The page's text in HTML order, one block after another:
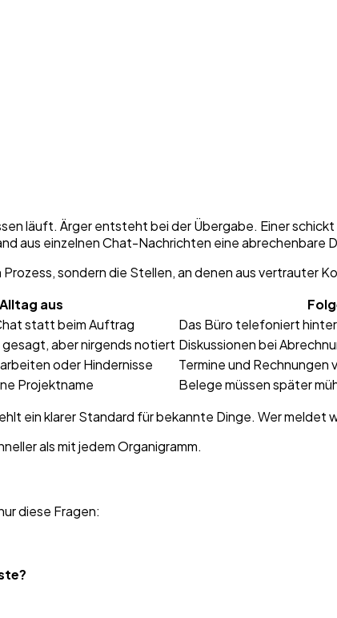
läuft. Ärger entsteht bei der Übergabe. Einer
aus einzelnen Chat-Nachrichten eine abrechenbare
sondern die Stellen, an denen aus vertrauter
aus
statt beim Auftrag
Das Büro telefoniert
gesagt, aber nirgends notiert Diskussionen bei
oder Hindernisse
Termine und Rechnungen
Projektname
Belege müssen später
ein klarer Standard für bekannte Dinge. Wer meldet
als mit jedem Organigramm.
diese Fragen: